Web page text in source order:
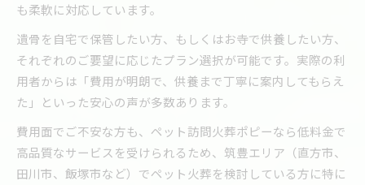
も柔軟に対応しています。
遺骨を自宅で保管したい方、もしくはお寺で供養したい方、
それぞれのご要望に応じたプラン選択が可能です。実際の利
用者からは「費用が明朗で、供養まで丁寧に案内してもらえ
た」といった安心の声が多数あります。
費用面でご不安な方も、ペット訪問火葬ポピーなら低料金で
高品質なサービスを受けられるため、筑豊エリア（直方市、
田川市、飯塚市など）でペット火葬を検討している方に特に